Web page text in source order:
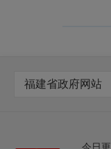
福建省政府网站